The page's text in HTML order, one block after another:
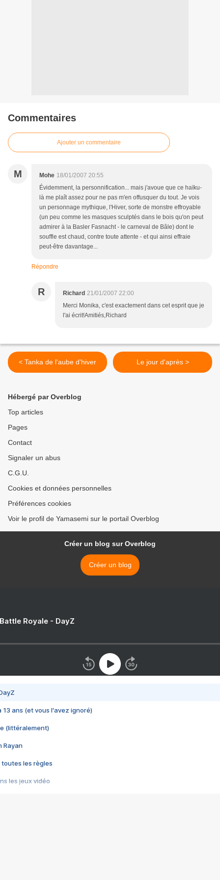
Commentaires
Ajouter un commentaire
M Mohe 18/01/2007 20:55
Évidemment, la personnification... mais j'avoue que ce haïku-
là me plaît assez pour ne pas m'en offusquer du tout. Je vois
un personnage mythique, l'Hiver, sorte de monstre effroyable
(un peu comme les masques sculptés dans le bois qu'on peut
admirer à la Basler Fasnacht - le carneval de Bâle) dont le
souffle est chaud, contre toute attente - et qui ainsi effraie
peut-être davantage...
Répondre
R Richard 21/01/2007 22:00
Merci Monika, c'est exactement dans cet esprit que je
l'ai écrit!Amitiés,Richard
< Tanka de l'aube d'hiver Le jour d'après >
Hébergé par Overblog
Top articles
Pages
Contact
Signaler un abus
C.G.U.
Cookies et données personnelles
Préférences cookies
Voir le profil de Yamasemi sur le portail Overblog
Créer un blog sur Overblog
Créer un blog
Royale - DayZ
13 ans (et vous l'avez ignoré)
(littéralement)
Rayan
toutes les règles
les jeux vidéo